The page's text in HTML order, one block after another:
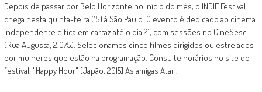
Depois de passar por Belo Horizonte no início do mês, o INDIE Festival
chega nesta quinta-feira (15) à São Paulo. O evento é dedicado ao cinema
independente e fica em cartaz até o dia 21, com sessões no CineSesc
(Rua Augusta, 2.075). Selecionamos cinco filmes dirigidos ou estrelados
por mulheres que estão na programação. Consulte horários no site do
festival. "Happy Hour" [Japão, 2015] As amigas Atari,